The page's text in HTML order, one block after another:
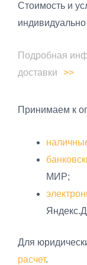
Стоимость и
индивидуально
Подробная
доставки
Принимаем к
МИР;
Для
расчет.